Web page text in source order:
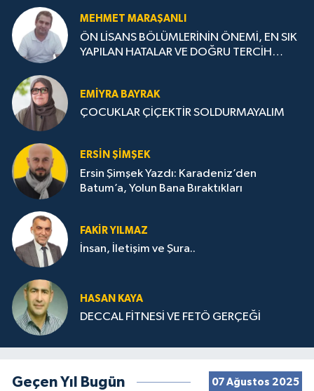
MEHMET MARAŞANLI
ÖN LİSANS BÖLÜMLERİNİN ÖNEMİ, EN SIK
YAPILAN HATALAR VE DOĞRU TERCİH
EMIYRA BAYRAK
ÇOCUKLAR ÇİÇEKTİR SOLDURMAYALIM
ERSIN ŞIMŞEK
Ersin Şimşek Yazdı: Karadeniz’den
Batum’a, Yolun Bana Bıraktıkları
FAKIR YILMAZ
İnsan, İletişim ve Şura..
HASAN KAYA
DECCAL FİTNESİ VE FETÖ GERÇEĞİ
Geçen Yıl Bugün 07 Ağustos 2025